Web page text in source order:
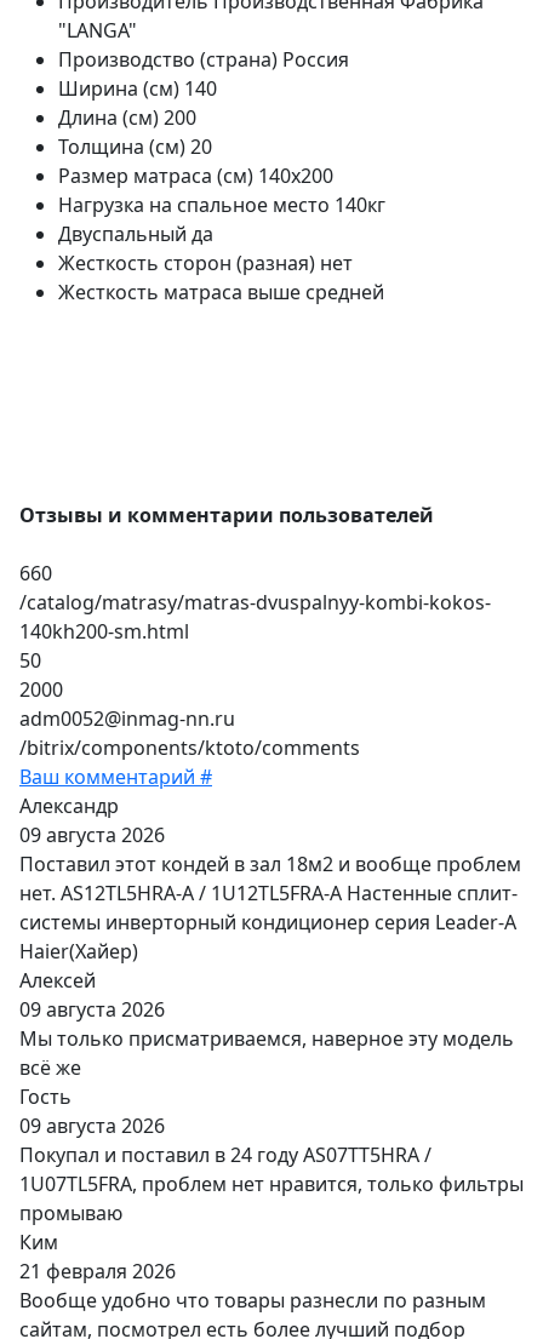
"LANGA"
Производство (страна) Россия
Ширина (см) 140
Длина (см)200
Толщина (см)20
Размер матраса (см) 140х200
Нагрузка на спальное место 140кг
Двуспальный да
Жесткость сторон (разная) нет
Жесткость матраса выше средней
Отзывы и комментарии пользователей
660
/catalog/matrasy/matras-dvuspalnyy-kombi-kokos-
140kh200-sm.html
50
2000
adm0052@inmag-nn.ru
/bitrix/components/ktoto/comments
Ваш комментарий #
Александр
09 августа 2026
Поставил этот кондей в зал 18м2 и вообще проблем
нет. AS12TL5HRA-A / 1U12TL5FRA-A Настенные сплит-
системы инверторный кондиционер серия Leader-A
Haier(Хайер)
Алексей
09 августа 2026
Мы только присматриваемся, наверное эту модель
всё же
Гость
09 августа 2026
Покупал и поставил в 24 году AS07TT5HRA /
1U07TL5FRA, проблем нет нравится, только фильтры
промываю
Ким
21 февраля 2026
Вообще удобно что товары разнесли по разным
сайтам, посмотрел есть более лучший подбор